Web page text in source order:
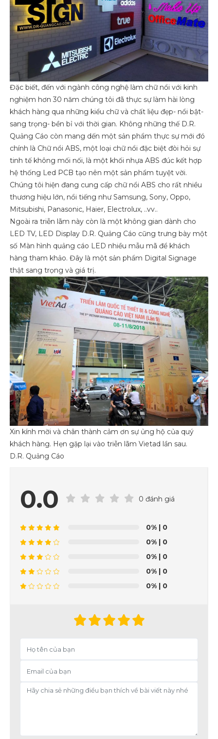
Đặc biết, đến với ngành công nghệ làm chữ nổi với kinh
nghiệm hơn 30 năm chúng tôi đã thực sự làm hài lòng
khách hàng qua những kiểu chữ và chất liệu đẹp- nổi bật-
sang trọng- bền bỉ với thời gian. Không những thế D.R.
Quảng Cáo còn mang dến một sản phẩm thực sự mới đó
chính là Chữ nổi ABS, một loại chữ nổi đặc biệt đòi hỏi sự
tinh tế không mối nối, là một khối nhựa ABS đúc kết hợp
hệ thống Led PCB tạo nên một sản phẩm tuyệt vời.
Chúng tôi hiện đang cung cấp chữ nổi ABS cho rất nhiều
thương hiệu lớn, nổi tiếng như Samsung, Sony, Oppo,
Mitsubishi, Panasonic, Haier, Electrolux, ..vv..
Ngoài ra triễn lãm này còn là một không gian dành cho
LED TV, LED Display D.R. Quảng Cáo cũng trưng bày một
số Màn hình quảng cáo LED nhiều mẫu mã để khách
hàng tham khảo. Đây là một sản phẩm Digital Signage
thật sang trọng và giá trị.
Xin kính mời và chân thành cảm ơn sự ủng hộ của quý
khách hàng. Hẹn gặp lại vào triễn lãm Vietad lần sau.
D.R. Quảng Cáo
0.0 0 đánh giá
0% | 0
0% | 0
0% | 0
0% | 0
0% | 0